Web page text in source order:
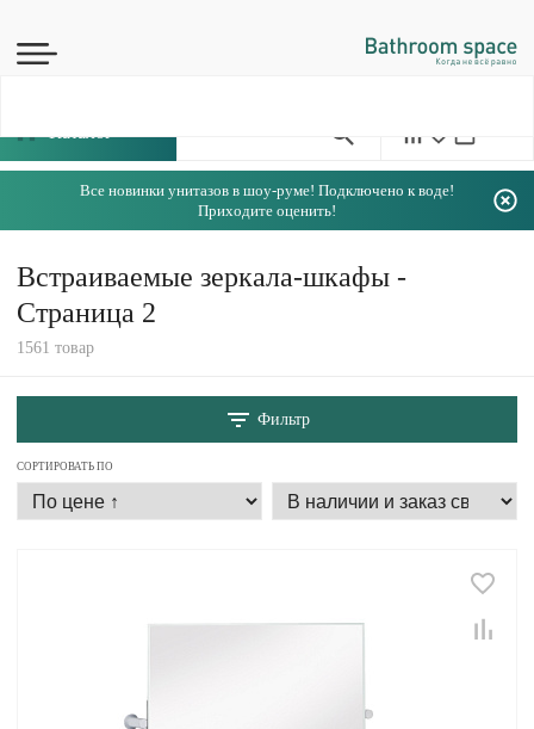
Все новинки унитазов в шоу-руме! Подключено к воде!
Приходите оценить!
Встраиваемые зеркала-шкафы -
Страница 2
1561 товар
Фильтр
СОРТИРОВАТЬ ПО